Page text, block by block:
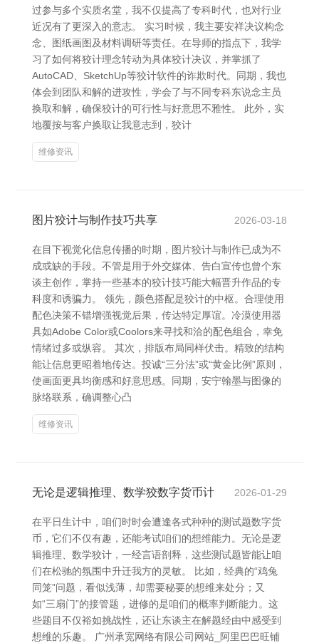
过参与多个实质名堂，我不仅提高了专科时代，也对行业
近况有了更深入的意志。 实习时候，我主要安祥决议构念
念、图纸画图及材料调研等责任。在导师的指点下，我学
习了如何将狡计理念转动为具体狡计决议，并掌抓了
AutoCAD、SketchUp等狡计软件的诈欺时代。同期，我也
体会到团队和解的进攻性，学会了与不同专科东说念主员
换取和解，确保狡计的可行性与好意思不雅性。 此外，实
地覆按与客户换取让我意志到，狡计
维修资讯
图片狡计与制作技巧共享 2026-03-18
在目下视觉化信息传播的时期，图片狡计与制作已成为不
成或缺的手段。不管是用于外交媒体、告白宣传也曾个东
谈主创作，掌持一些基本的狡计技巧能大幅晋升作品的专
科度和诱骗力。 领先，颜色搭配是狡计的中枢。合理使用
配色决策不错增强视觉后果，传达特定厚谊。冷漠使用器
具如Adobe Color或Coolors来寻找和洽的配色组合，幸免
情绪过多或纵容。 其次，排版布局同样伏击。精致的结构
能让信息更昭着地传达。投诚“三分法”或“黄金比例”原则，
使画面更具均衡感和好意思感。同期，安宁翰墨与图像的
脉络联系，确调整心凸
维修资讯
无论是逻辑推理、数学狡数字货币计 2026-01-29
在平日生计中，咱们时时会遭逢各式种种的测试题数字货
币，它们不仅有趣，还能考试咱们的想维能力。无论是逻
辑推理、数学狡计，一经言语剖释，这些测试题皆能让咱
们在松驰的氛围中升迁我方的灵敏。 比如，经典的“鸡兔
同笼”问题，看似浅薄，却需要秘要的想维来处分；又
如“三扇门”的接管题，进修的是咱们的概率判断能力。这
些题目不仅裕如挑战性，还让东谈主在解题经由中感受到
想维的乐趣。 广州承宽网络有限公司网站_阿里巴巴旺铺